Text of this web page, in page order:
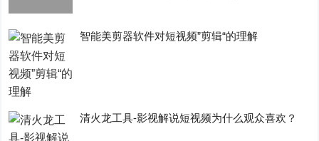
智能美剪器软件对短视频”剪辑“的理解
清火龙工具-影视解说短视频为什么观众喜欢？